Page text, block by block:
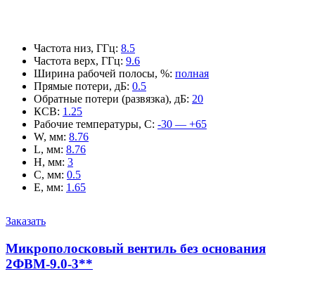
Частота низ, ГГц: 8.5
Частота верх, ГГц: 9.6
Ширина рабочей полосы, %: полная
Прямые потери, дБ: 0.5
Обратные потери (развязка), дБ: 20
КСВ: 1.25
Рабочие температуры, С: -30 — +65
W, мм: 8.76
L, мм: 8.76
H, мм: 3
C, мм: 0.5
E, мм: 1.65
Заказать
Микрополосковый вентиль без основания
2ФВМ-9.0-3**